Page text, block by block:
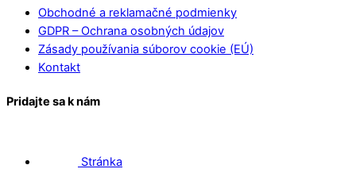
Obchodné a reklamačné podmienky
GDPR – Ochrana osobných údajov
Zásady používania súborov cookie (EÚ)
Kontakt
Pridajte sa k nám
Stránka